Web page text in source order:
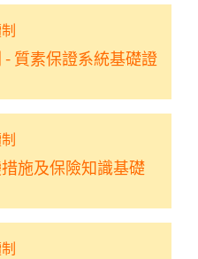
質素保證系統基礎證
施及保險知識基礎